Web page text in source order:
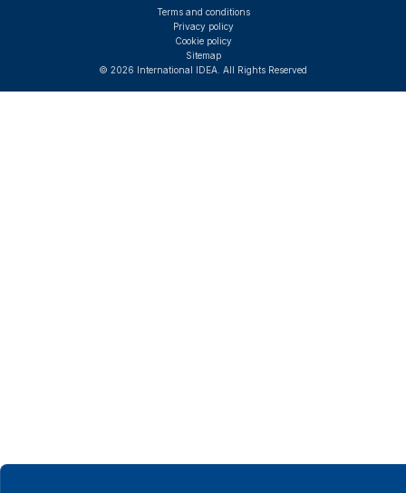
© 2026 International IDEA. All Rights Reserved
Terms and conditions
Privacy policy
Cookie policy
Sitemap